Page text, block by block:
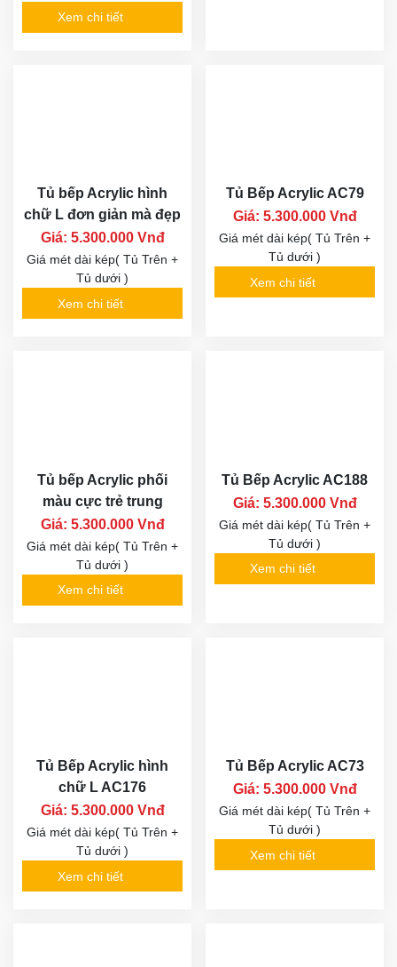
Xem chi tiết
Tủ bếp Acrylic hình
chữ L đơn giản mà đẹp
Giá: 5.300.000 Vnđ
Giá mét dài kép( Tủ Trên +
Tủ dưới )
Xem chi tiết
Tủ Bếp Acrylic AC79
Giá: 5.300.000 Vnđ
Giá mét dài kép( Tủ Trên +
Tủ dưới )
Xem chi tiết
Tủ bếp Acrylic phối
màu cực trẻ trung
Giá: 5.300.000 Vnđ
Giá mét dài kép( Tủ Trên +
Tủ dưới )
Xem chi tiết
Tủ Bếp Acrylic AC188
Giá: 5.300.000 Vnđ
Giá mét dài kép( Tủ Trên +
Tủ dưới )
Xem chi tiết
Tủ Bếp Acrylic hình
chữ L AC176
Giá: 5.300.000 Vnđ
Giá mét dài kép( Tủ Trên +
Tủ dưới )
Xem chi tiết
Tủ Bếp Acrylic AC73
Giá: 5.300.000 Vnđ
Giá mét dài kép( Tủ Trên +
Tủ dưới )
Xem chi tiết